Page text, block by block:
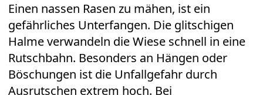
Einen nassen Rasen zu mähen, ist ein
gefährliches Unterfangen. Die glitschigen
Halme verwandeln die Wiese schnell in eine
Rutschbahn. Besonders an Hängen oder
Böschungen ist die Unfallgefahr durch
Ausrutschen extrem hoch. Bei